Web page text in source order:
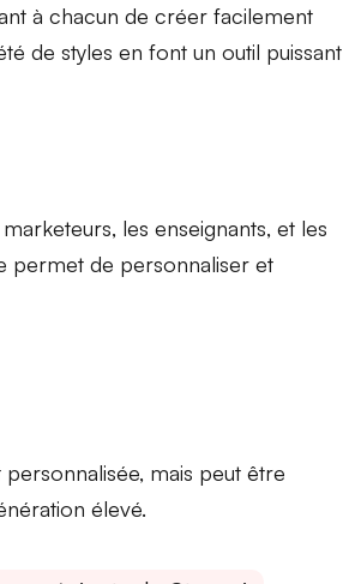
à chacun de créer facilement
de styles en font un outil puissant
marketeurs, les enseignants, et les
permet de personnaliser et
mais peut être
élevé.